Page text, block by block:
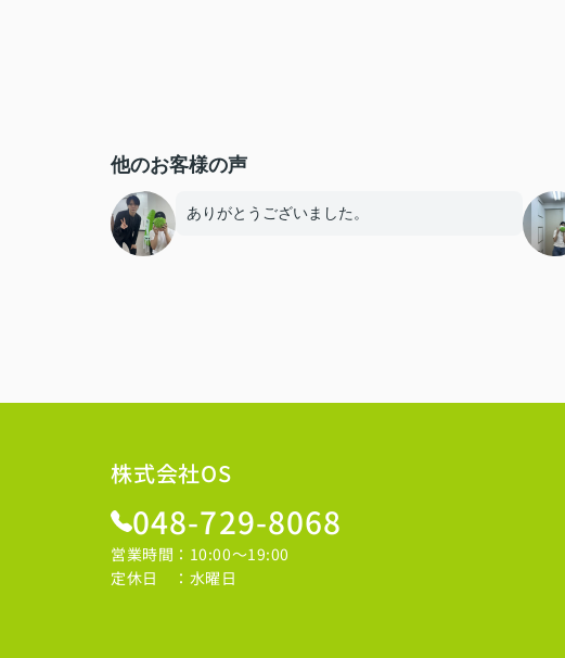
他のお客様の声
ありがとうございました。
株式会社OS
048-729-8068
営業時間：10:00～19:00
定休日 ：水曜日